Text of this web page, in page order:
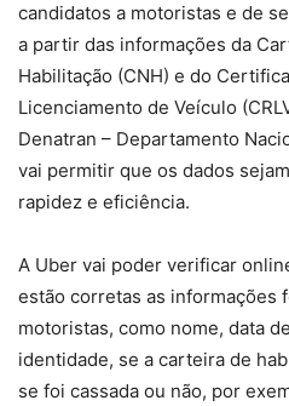
candidatos a motoristas e de
a partir das informações da
Habilitação (CNH) e do
Licenciamento de Veículo
Denatran – Departamento
vai permitir que os dados
rapidez e eficiência.
A Uber vai poder verificar
estão corretas as informações
motoristas, como nome, data
identidade, se a carteira de
se foi cassada ou não, por